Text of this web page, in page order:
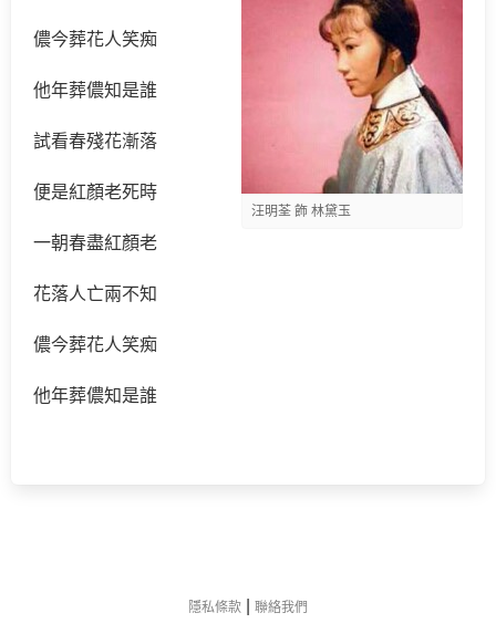
汪明荃 飾 林黛玉
儂今葬花人笑痴
他年葬儂知是誰
試看春殘花漸落
便是紅顏老死時
一朝春盡紅顏老
花落人亡兩不知
儂今葬花人笑痴
他年葬儂知是誰
隱私條款 聯絡我們